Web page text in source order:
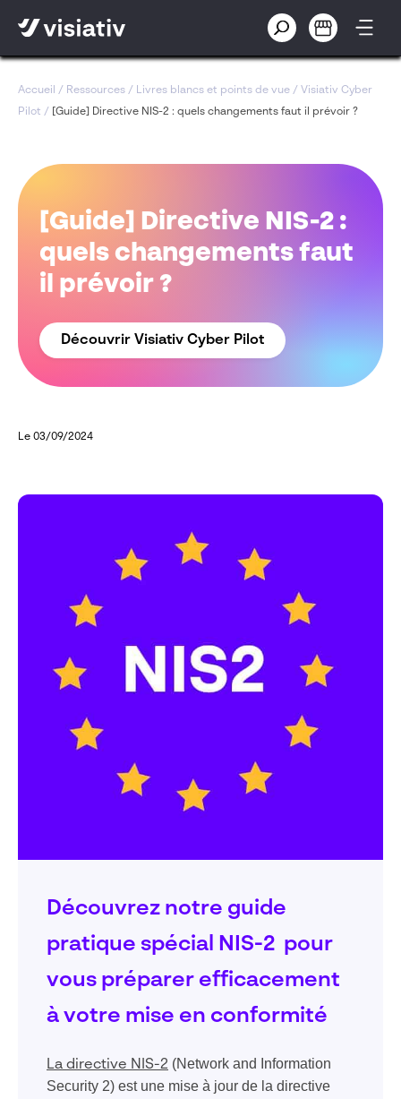
Accueil / Ressources / Livres blancs et points de vue / Visiativ Cyber
Pilot / [Guide] Directive NIS-2 : quels changements faut il prévoir ?
[Guide] Directive NIS-2 :
quels changements faut
il prévoir ?
Découvrir Visiativ Cyber Pilot
Le 03/09/2024
Découvrez notre guide
pratique spécial NIS-2 pour
vous préparer efficacement
à votre mise en conformité
La directive NIS-2 (Network and Information
Security 2) est une mise à jour de la directive